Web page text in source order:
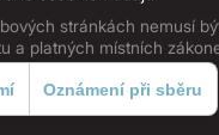
stránkách nemusí
a platných místních
Oznámení při sběru